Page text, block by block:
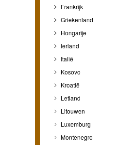
Frankrijk
Griekenland
Hongarije
Ierland
Italië
Kosovo
Kroatië
Letland
Litouwen
Luxemburg
Montenegro